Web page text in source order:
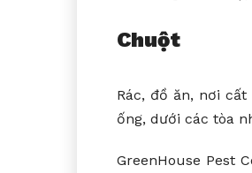
Chuột
Rác, đồ ăn, nơi
ống, dưới các tòa
GreenHouse Pest